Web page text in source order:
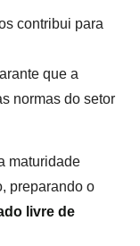
contribui para
que a
normas do setor
maturidade
preparando o
livre de